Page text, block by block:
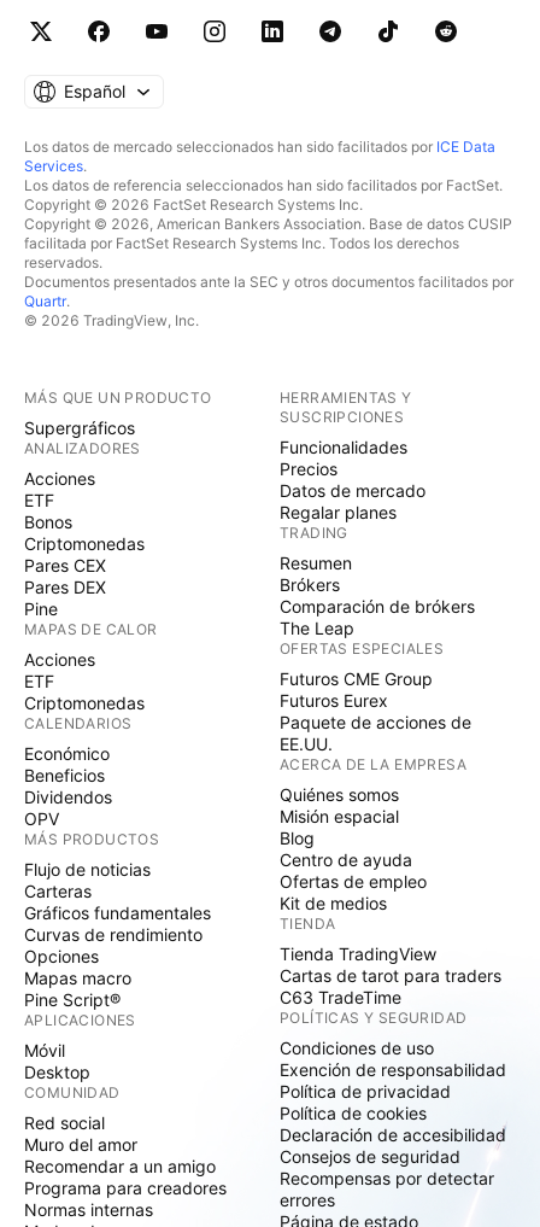
Español
Los datos de mercado seleccionados han sido facilitados por ICE Data
Services.
Los datos de referencia seleccionados han sido facilitados por FactSet.
Copyright © 2026 FactSet Research Systems Inc.
Copyright © 2026, American Bankers Association. Base de datos CUSIP
facilitada por FactSet Research Systems Inc. Todos los derechos
reservados.
Documentos presentados ante la SEC y otros documentos facilitados por
Quartr.
© 2026 TradingView, Inc.
MÁS QUE UN PRODUCTO
Supergráficos
ANALIZADORES
Acciones
ETF
Bonos
Criptomonedas
Pares CEX
Pares DEX
Pine
MAPAS DE CALOR
Acciones
ETF
Criptomonedas
CALENDARIOS
Económico
Beneficios
Dividendos
OPV
MÁS PRODUCTOS
Flujo de noticias
Carteras
Gráficos fundamentales
Curvas de rendimiento
Opciones
Mapas macro
Pine Script®
APLICACIONES
Móvil
Desktop
COMUNIDAD
Red social
Muro del amor
Recomendar a un amigo
Programa para creadores
Normas internas
HERRAMIENTAS Y
SUSCRIPCIONES
Funcionalidades
Precios
Datos de mercado
Regalar planes
TRADING
Resumen
Brókers
Comparación de brókers
The Leap
OFERTAS ESPECIALES
Futuros CME Group
Futuros Eurex
Paquete de acciones de
EE.UU.
ACERCA DE LA EMPRESA
Quiénes somos
Misión espacial
Blog
Centro de ayuda
Ofertas de empleo
Kit de medios
TIENDA
Tienda TradingView
Cartas de tarot para traders
C63 TradeTime
POLÍTICAS Y SEGURIDAD
Condiciones de uso
Exención de responsabilidad
Política de privacidad
Política de cookies
Declaración de accesibilidad
Consejos de seguridad
Recompensas por detectar
errores
Página de estado